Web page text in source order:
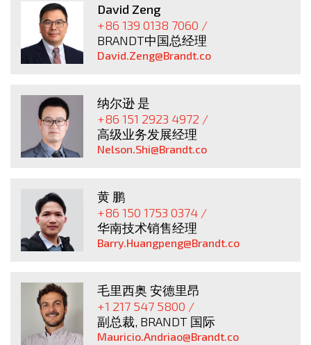
David Zeng
+86 139 0138 7060 /
BRANDT中国总经理
David.Zeng@Brandt.co
纳尔逊 是
+86 151 2923 4972 /
高级业务发展经理
Nelson.Shi@Brandt.co
黄 鹏
+86 150 1753 0374 /
华南技术销售经理
Barry.Huangpeng@Brandt.co
毛里西奥 安德里昂
+1 217 547 5800 /
副总裁, BRANDT 国际
Mauricio.Andriao@Brandt.co